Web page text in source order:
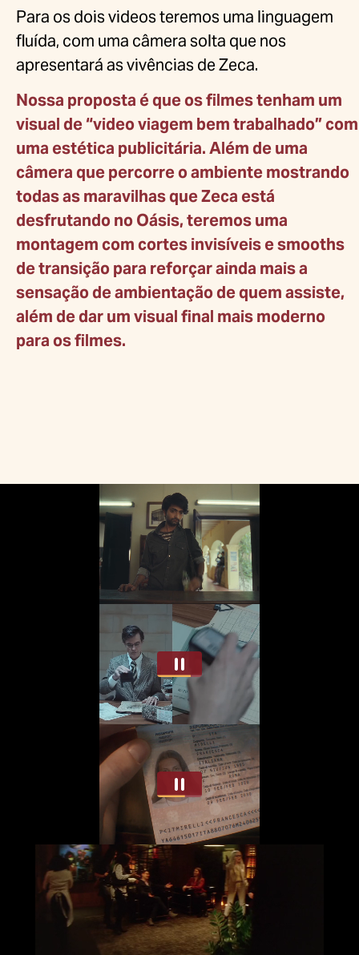
Para os dois videos teremos uma linguagem
fluída, com uma câmera solta que nos
apresentará as vivências de Zeca.
Nossa proposta é que os filmes tenham um
visual de “video viagem bem trabalhado” com
uma estética publicitária. Além de uma
câmera que percorre o ambiente mostrando
todas as maravilhas que Zeca está
desfrutando no Oásis, teremos uma
montagem com cortes invisíveis e smooths
de transição para reforçar ainda mais a
sensação de ambientação de quem assiste,
além de dar um visual final mais moderno
para os filmes.